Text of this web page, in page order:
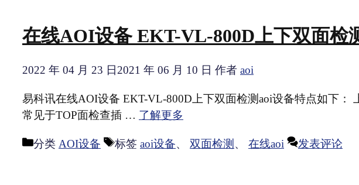
在线AOI设备 EKT-VL-800D上下双面检
2022 年 04 月 23 日2021 年 06 月 10 日 作者 aoi
易科讯在线AOI设备 EKT-VL-800D上下双面检测aoi设备特点如下：
常见于TOP面检查插 … 了解更多
分类 AOI设备 标签 aoi设备、 双面检测 、 在线aoi 发表评论